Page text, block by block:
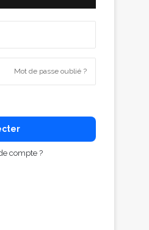
Mot de passe oublié ?
compte ?